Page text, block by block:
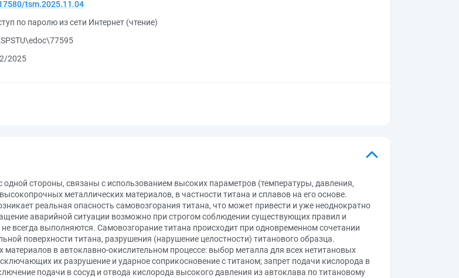
tsm.2025.11.04
по паролю из сети Интернет (чтение)
2025
стороны, связаны с использованием высоких параметров (температуры, давления,
металлических материалов, в частности титана и сплавов на его основе.
реальная опасность самовозгорания титана, что может привести и уже неоднократно
аварийной ситуации возможно при строгом соблюдении существующих правил и
всегда выполняются. Самовозгорание титана происходит при одновременном сочетании
поверхности титана, разрушения (нарушение целостности) титанового образца.
в автоклавно-окислительном процессе: выбор металла для всех нетитановых
их разрушение и ударное соприкосновение с титаном; запрет подачи кислорода в
подачи в сосуд и отвода кислорода высокого давления из автоклава по титановому